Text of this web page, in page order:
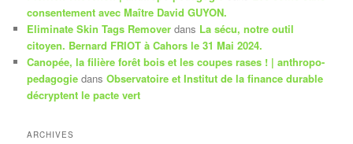
consentement avec Maître David GUYON.
Eliminate Skin Tags Remover dans La sécu, notre outil
citoyen. Bernard FRIOT à Cahors le 31 Mai 2024.
Canopée, la filière forêt bois et les coupes rases ! | anthropo-
pedagogie dansObservatoire et Institut de la finance durable
décryptent le pacte vert
ARCHIVES